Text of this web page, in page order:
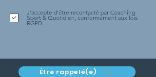
J'accepte d'être recontacté par Coaching
Sport & Quotidien, conformément aux lois
RGPD
Être rappelé(e)